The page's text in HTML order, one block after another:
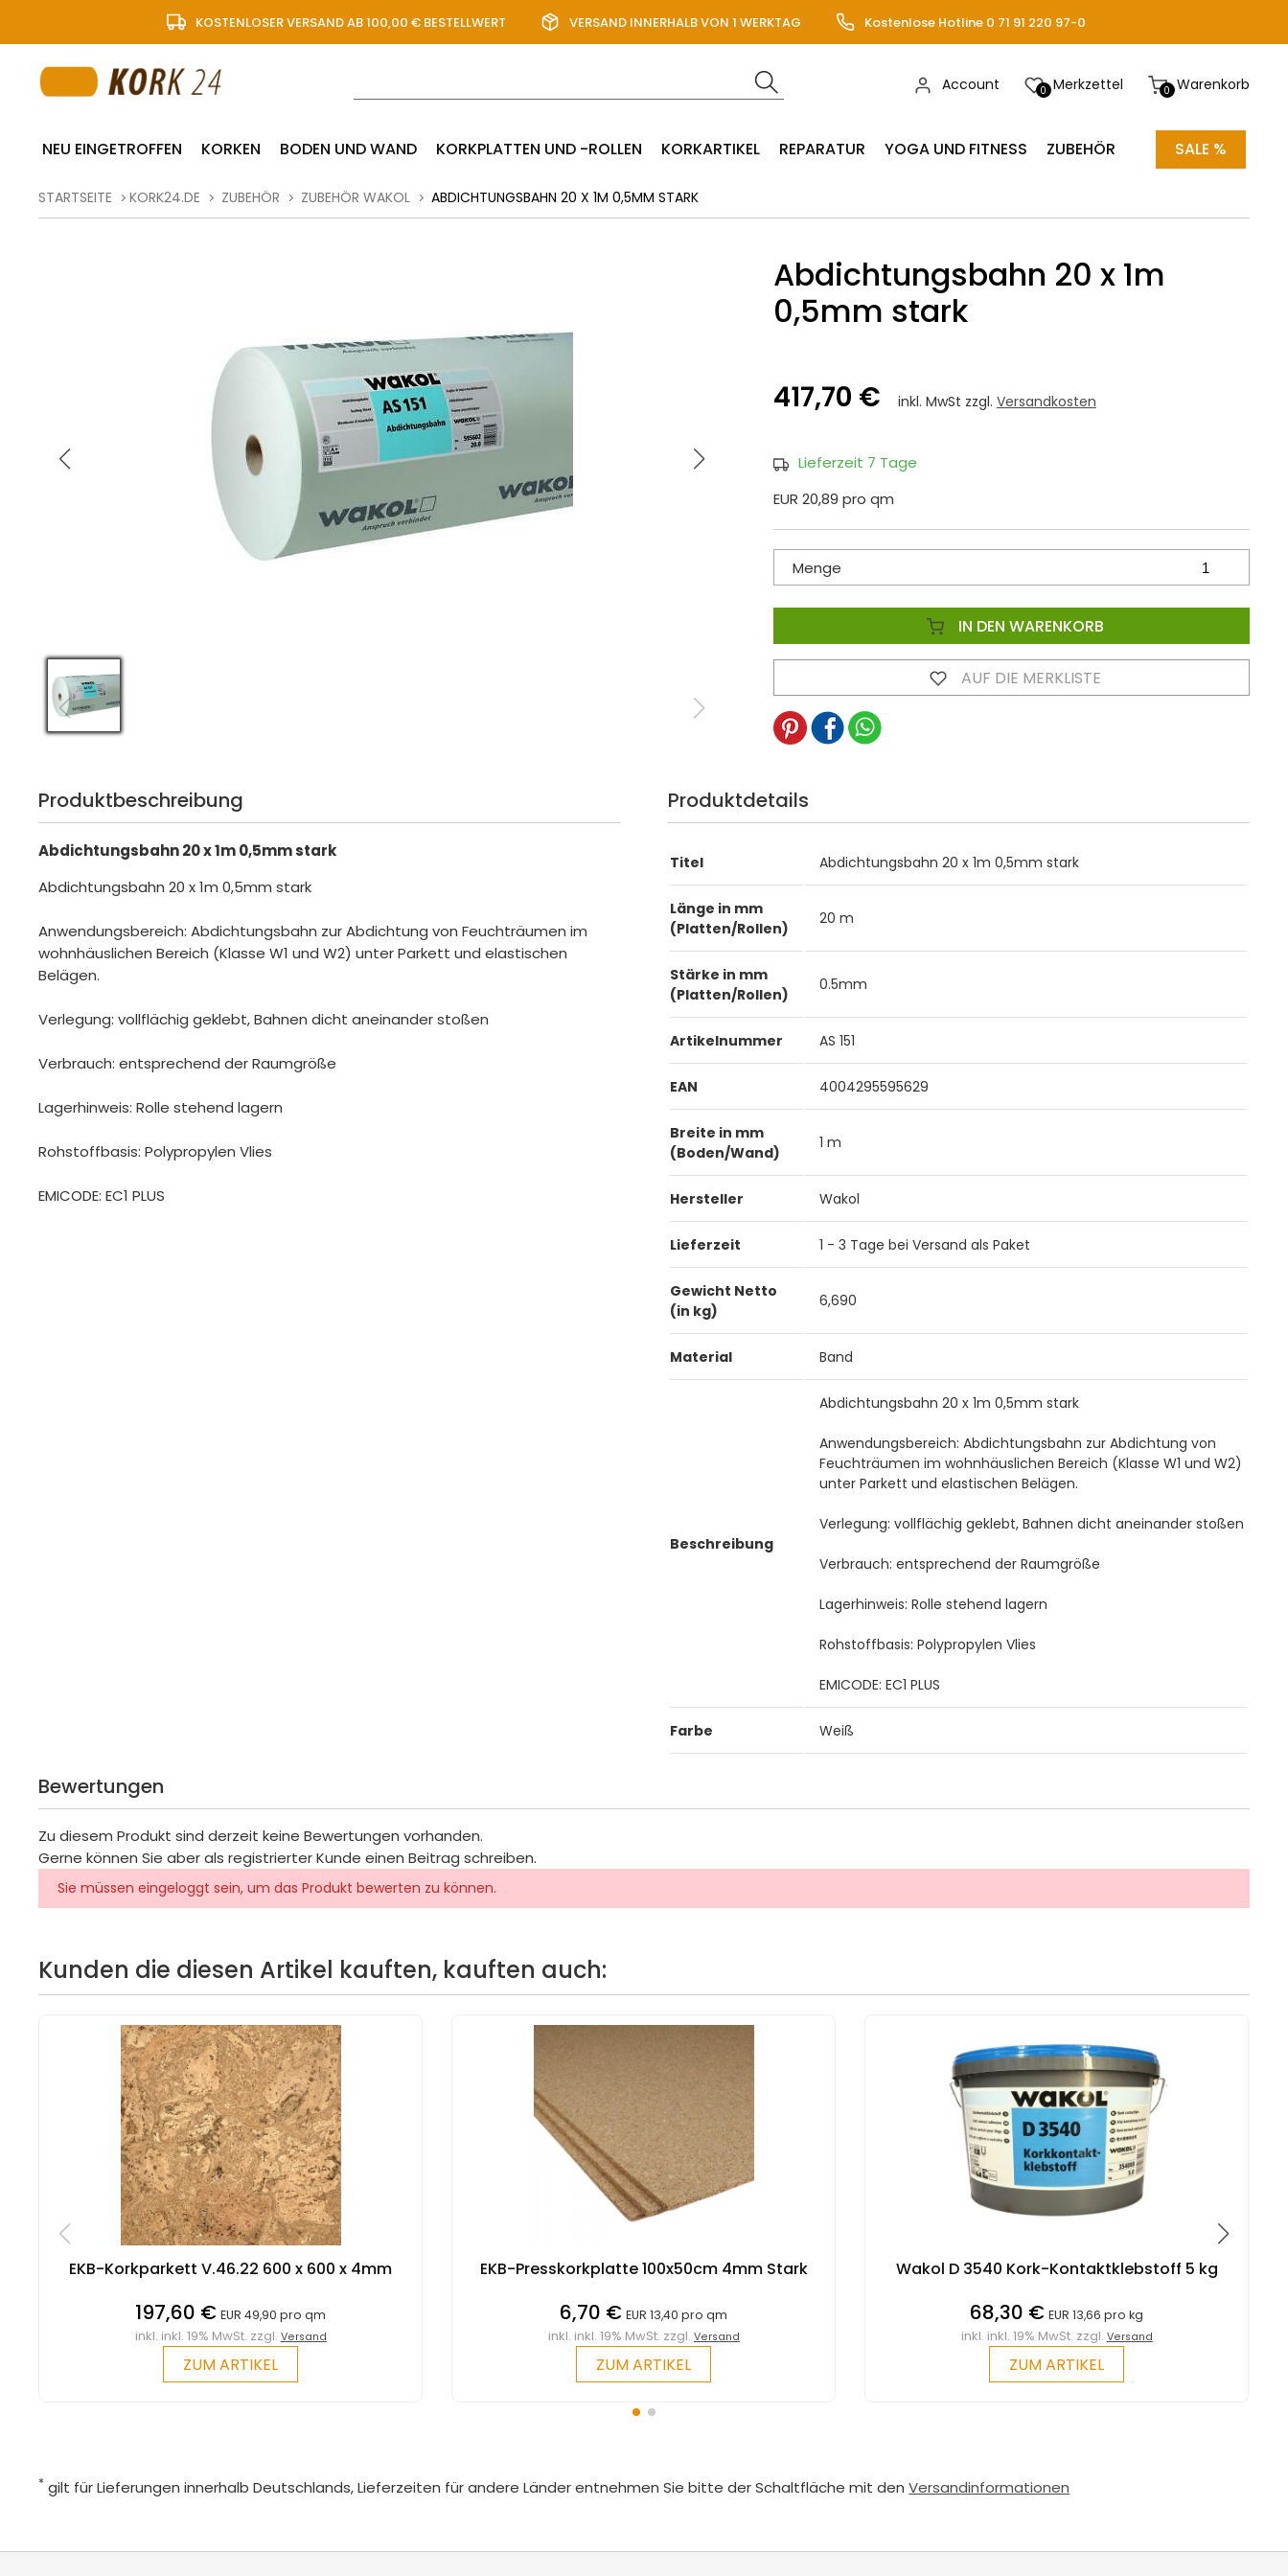
KOSTENLOSER VERSAND AB 100,00 € BESTELLWERT VERSAND INNERHALB VON 1 WERKTAG Kostenlose Hotline 0 71 91 220 97-0
0 Warenkorb
0 Merkzettel
Account
NEU EINGETROFFEN KORKEN BODEN UND WAND KORKPLATTEN UND -ROLLEN KORKARTIKEL REPARATUR YOGA UND FITNESS ZUBEHÖR SALE %
STARTSEITE KORK24.DE ZUBEHÖR ZUBEHÖR WAKOL ABDICHTUNGSBAHN 20 X 1M 0,5MM STARK
Abdichtungsbahn 20 x 1m
0,5mm stark
417,70 € inkl. MwSt zzgl. Versandkosten
Lieferzeit 7 Tage
EUR 20,89 pro qm
Menge
IN DEN WARENKORB
AUF DIE MERKLISTE
Produktbeschreibung
Abdichtungsbahn 20 x 1m 0,5mm stark
Abdichtungsbahn 20 x 1m 0,5mm stark
Anwendungsbereich: Abdichtungsbahn zur Abdichtung von Feuchträumen im
wohnhäuslichen Bereich (Klasse W1 und W2) unter Parkett und elastischen
Belägen.
Verlegung: vollflächig geklebt, Bahnen dicht aneinander stoßen
Verbrauch: entsprechend der Raumgröße
Lagerhinweis: Rolle stehend lagern
Rohstoffbasis: Polypropylen Vlies
EMICODE: EC1 PLUS
Produktdetails
Titel Abdichtungsbahn 20 x 1m 0,5mm stark
Länge in mm
(Platten/Rollen)
20 m
Stärke in mm
(Platten/Rollen)
0.5mm
Artikelnummer AS 151
EAN 4004295595629
Breite in mm
(Boden/Wand)
1 m
Hersteller Wakol
Lieferzeit 1 - 3 Tage bei Versand als Paket
Gewicht Netto
(in kg)
6,690
Material Band
Beschreibung
Abdichtungsbahn 20 x 1m 0,5mm stark
Anwendungsbereich: Abdichtungsbahn zur Abdichtung von
Feuchträumen im wohnhäuslichen Bereich (Klasse W1 und W2)
unter Parkett und elastischen Belägen.
Verlegung: vollflächig geklebt, Bahnen dicht aneinander stoßen
Verbrauch: entsprechend der Raumgröße
Lagerhinweis: Rolle stehend lagern
Rohstoffbasis: Polypropylen Vlies
EMICODE: EC1 PLUS
Farbe Weiß
Bewertungen
Zu diesem Produkt sind derzeit keine Bewertungen vorhanden.
Gerne können Sie aber als registrierter Kunde einen Beitrag schreiben.
Sie müssen eingeloggt sein, um das Produkt bewerten zu können.
Kunden die diesen Artikel kauften, kauften auch:
EKB-Korkparkett V.46.22 600 x 600 x 4mm
197,60 € EUR 49,90 pro qm
inkl. inkl. 19% MwSt. zzgl. Versand
ZUM ARTIKEL
EKB-Presskorkplatte 100x50cm 4mm Stark
6,70 € EUR 13,40 pro qm
inkl. inkl. 19% MwSt. zzgl. Versand
ZUM ARTIKEL
Wakol D 3540 Kork-Kontaktklebstoff 5 kg
68,30 € EUR 13,66 pro kg
inkl. inkl. 19% MwSt. zzgl. Versand
ZUM ARTIKEL
* gilt für Lieferungen innerhalb Deutschlands, Lieferzeiten für andere Länder entnehmen Sie bitte der Schaltfläche mit denVersandinformationen